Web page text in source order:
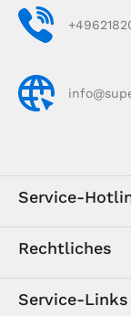
Service-
Rechtliches
Service-Links